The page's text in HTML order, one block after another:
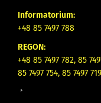
Informatorium:
+48 85 7497 788
REGON:
+48 85 7497 782, 85
85 7497 754, 85 7497 719